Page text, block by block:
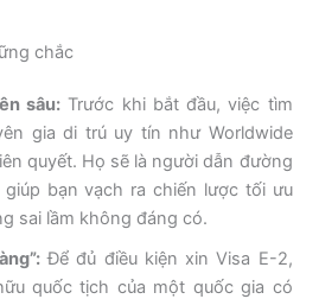
chắc
sâu: Trước khi bắt đầu, việc tìm
gia di trú uy tín như Worldwide
quyết. Họ sẽ là người dẫn đường
bạn vạch ra chiến lược tối ưu
sai lầm không đáng có.
Để đủ điều kiện xin Visa E-2,
quốc tịch của một quốc gia có